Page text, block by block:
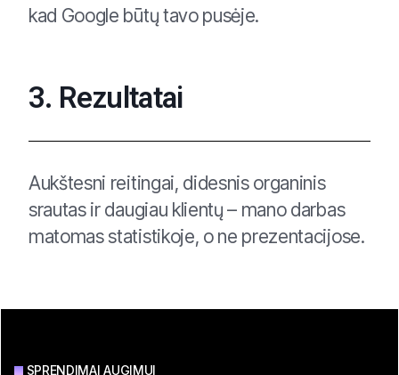
kad Google būtų tavo pusėje.
3. Rezultatai
Aukštesni reitingai, didesnis organinis
srautas ir daugiau klientų – mano darbas
matomas statistikoje, o ne prezentacijose.
SPRENDIMAI AUGIMUI